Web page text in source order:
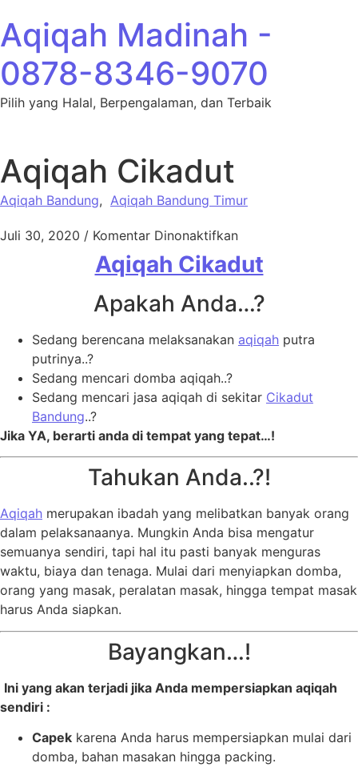
Aqiqah Madinah -
0878-8346-9070
Pilih yang Halal, Berpengalaman, dan Terbaik
Aqiqah Cikadut
Aqiqah Bandung, Aqiqah Bandung Timur
Juli 30, 2020 / Komentar Dinonaktifkanpada Aqiqah
Aqiqah Cikadut
Apakah Anda…?
Sedang berencana melaksanakan aqiqah putra
putrinya..?
Sedang mencari domba aqiqah..?
Sedang mencari jasa aqiqah di sekitar Cikadut
Bandung..?
Jika YA, berarti anda di tempat yang tepat…!
Tahukan Anda..?!
Aqiqah merupakan ibadah yang melibatkan banyak orang
dalam pelaksanaanya. Mungkin Anda bisa mengatur
semuanya sendiri, tapi hal itu pasti banyak menguras
waktu, biaya dan tenaga. Mulai dari menyiapkan domba,
orang yang masak, peralatan masak, hingga tempat masak
harus Anda siapkan.
Bayangkan…!
Ini yang akan terjadi jika Anda mempersiapkan aqiqah
sendiri :
Capek karena Anda harus mempersiapkan mulai dari
domba, bahan masakan hingga packing.